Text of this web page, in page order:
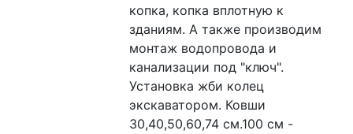
копка, копка вплотную к
зданиям. А также производим
монтаж водопровода и
канализации под "ключ".
Установка жби колец
экскаватором. Ковши
30,40,50,60,74 см.100 см -